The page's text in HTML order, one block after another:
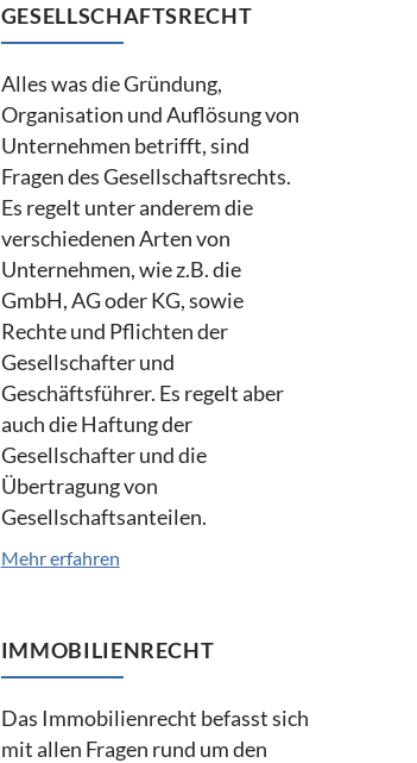
GESELLSCHAFTSRECHT
Alles was die Gründung,
Organisation und Auflösung von
Unternehmen betrifft, sind
Fragen des Gesellschaftsrechts.
Es regelt unter anderem die
verschiedenen Arten von
Unternehmen, wie z.B. die
GmbH, AG oder KG, sowie
Rechte und Pflichten der
Gesellschafter und
Geschäftsführer. Es regelt aber
auch die Haftung der
Gesellschafter und die
Übertragung von
Gesellschaftsanteilen.
Mehr erfahren
IMMOBILIENRECHT
Das Immobilienrecht befasst sich
mit allen Fragen rund um den